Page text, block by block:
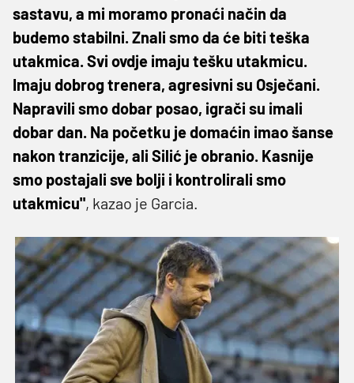
sastavu, a mi moramo pronaći način da
budemo stabilni. Znali smo da će biti teška
utakmica. Svi ovdje imaju tešku utakmicu.
Imaju dobrog trenera, agresivni su Osječani.
Napravili smo dobar posao, igrači su imali
dobar dan. Na početku je domaćin imao šanse
nakon tranzicije, ali Silić je obranio. Kasnije
smo postajali sve bolji i kontrolirali smo
utakmicu", kazao je Garcia.